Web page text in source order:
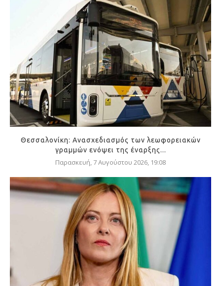
Θεσσαλονίκη: Ανασχεδιασμός των λεωφορειακών
γραμμών ενόψει της έναρξης...
Παρασκευή, 7 Αυγούστου 2026, 19:08